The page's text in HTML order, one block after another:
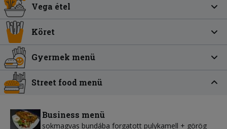
Vega étel
Köret
Gyermek menü
Street food menü
Business menü
sokmagvas bundába forgatott pulykamell + görög